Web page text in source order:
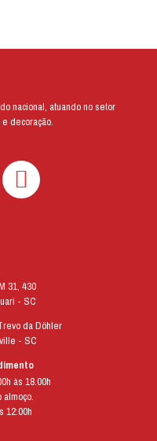
nacional, atuando no setor
decoração.
31, 430
- SC
da Döhler
- SC
às 18.00h
almoço.
12:00h